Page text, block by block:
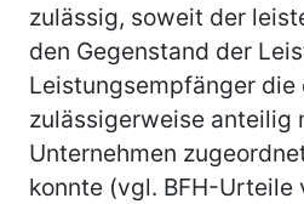
zulässig, soweit der
den Gegenstand der
Leistungsempfänger die
zulässigerweise anteilig
Unternehmen
konnte (vgl. BFH-Urteile